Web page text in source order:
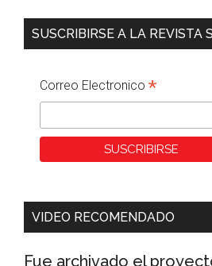
SUSCRIBIRSE A LA REVISTA
Correo Electronico *
VIDEO RECOMENDADO
Fue archivado el